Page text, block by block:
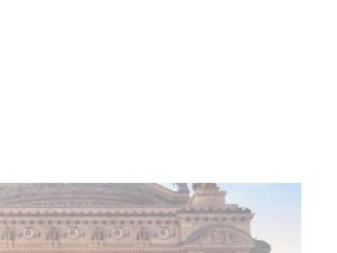
annoncent la suite de Ballerina